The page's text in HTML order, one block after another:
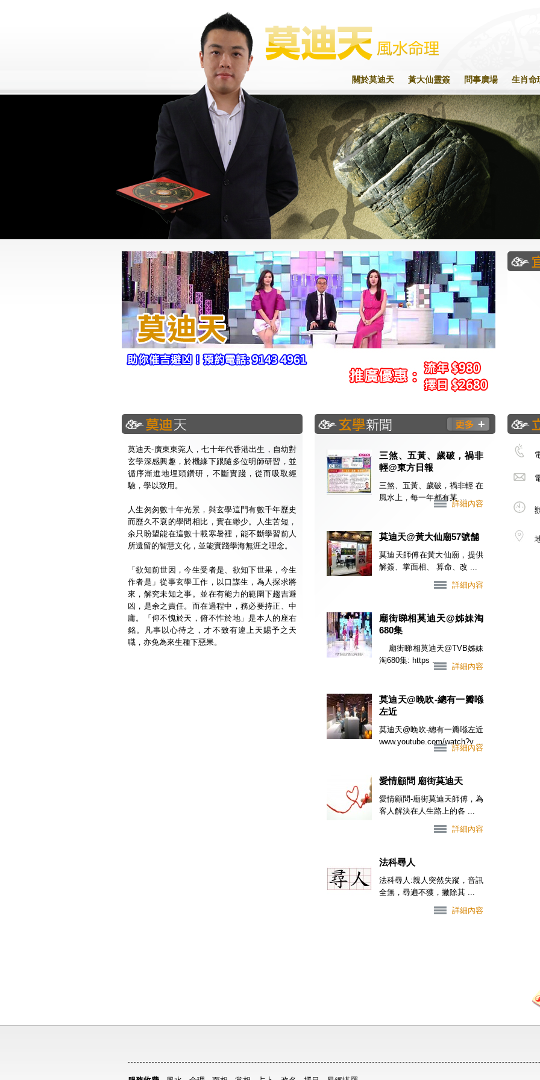
關於莫迪天 黃大仙靈簽 問事廣場 生肖命
莫迪天-廣東東莞人，七十年代香港出生，自幼對
玄學深感興趣，於機緣下跟隨多位明師研習，並
循序漸進地埋頭鑽研，不斷實踐，從而吸取經
驗，學以致用。
人生匆匆數十年光景，與玄學這門有數千年歷史
而歷久不衰的學問相比，實在緲少。人生苦短，
余只盼望能在這數十載寒暑裡，能不斷學習前人
所遺留的智慧文化，並能實踐學海無涯之理念。
「欲知前世因，今生受者是、欲知下世果，今生
作者是」從事玄學工作，以口謀生，為人探求將
來，解究未知之事。並在有能力的範圍下趨吉避
凶，是余之責任。而在過程中，務必要持正、中
庸。「仰不愧於天，俯不怍於地」是本人的座右
銘。凡事以心待之，才不致有違上天賜予之天
職，亦免為來生種下惡果。
三煞、五黃、歲破，禍非
輕@東方日報
三煞、五黃、歲破，禍非輕 在
風水上，每一年都有某 ...
詳細內容
莫迪天@黃大仙廟57號舗
莫迪天師傅在黃大仙廟，提供
解簽、掌面相、 算命、改 ...
詳細內容
廟街睇相莫迪天@姊妹淘
680集
廟街睇相莫迪天@TVB姊妹
淘680集: https ...
詳細內容
莫迪天@晚吹-總有一瓣喺
左近
莫迪天@晚吹-總有一瓣喺左近
www.youtube.com/watch?v ...
詳細內容
愛情顧問 廟街莫迪天
愛情顧問-廟街莫迪天師傅，為
客人解決在人生路上的各 ...
詳細內容
法科尋人
法科尋人:親人突然失蹤，音訊
全無，尋遍不獲，撇除其 ...
詳細內容